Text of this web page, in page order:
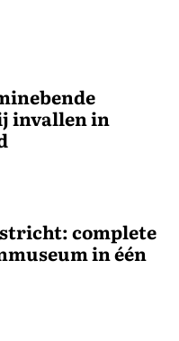
invallen in
complete
in één